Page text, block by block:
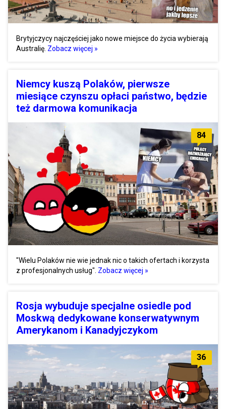
Brytyjczycy najczęściej jako nowe miejsce do życia wybierają
Australię. Zobacz więcej »
Niemcy kuszą Polaków, pierwsze
miesiące czynszu opłaci państwo, będzie
też darmowa komunikacja
84
"Wielu Polaków nie wie jednak nic o takich ofertach i korzysta
z profesjonalnych usług". Zobacz więcej »
Rosja wybuduje specjalne osiedle pod
Moskwą dedykowane konserwatywnym
Amerykanom i Kanadyjczykom
36